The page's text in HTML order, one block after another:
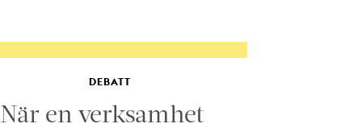
DEBATT
en verksamhet